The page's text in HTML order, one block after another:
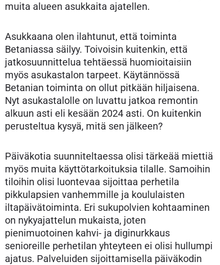
muita alueen asukkaita ajatellen.
Asukkaana olen ilahtunut, että toiminta
Betaniassa säilyy. Toivoisin kuitenkin, että
jatkosuunnittelua tehtäessä huomioitaisiin
myös asukastalon tarpeet. Käytännössä
Betanian toiminta on ollut pitkään hiljaisena.
Nyt asukastalolle on luvattu jatkoa remontin
alkuun asti eli kesään 2024 asti. On kuitenkin
perusteltua kysyä, mitä sen jälkeen?
Päiväkotia suunniteltaessa olisi tärkeää miettiä
myös muita käyttötarkoituksia tilalle. Samoihin
tiloihin olisi luontevaa sijoittaa perhetila
pikkulapsien vanhemmille ja koululaisten
iltapäivätoiminta. Eri sukupolvien kohtaaminen
on nykyajattelun mukaista, joten
pienimuotoinen kahvi- ja diginurkkaus
senioreille perhetilan yhteyteen ei olisi hullumpi
ajatus. Palveluiden sijoittamisella päiväkodin